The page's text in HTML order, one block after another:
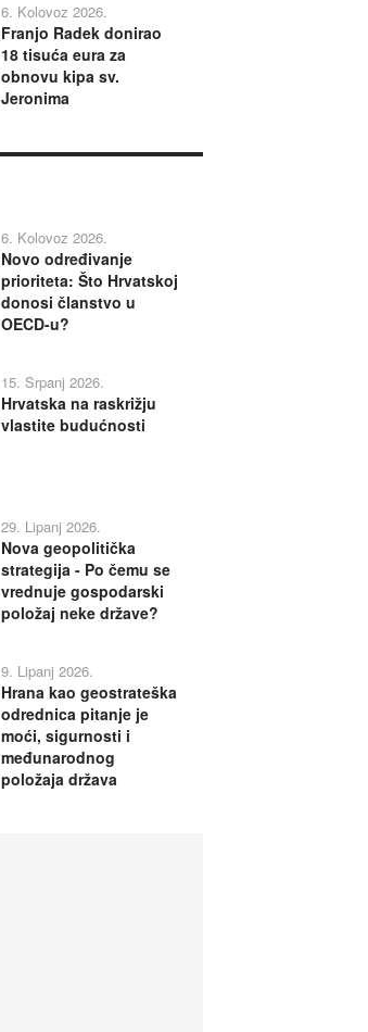
6. Kolovoz 2026.
Franjo Radek donirao
18 tisuća eura za
obnovu kipa sv.
Jeronima
6. Kolovoz 2026.
Novo određivanje
prioriteta: Što Hrvatskoj
donosi članstvo u
OECD-u?
15. Srpanj 2026.
Hrvatska na raskrižju
vlastite budućnosti
29. Lipanj 2026.
Nova geopolitička
strategija - Po čemu se
vrednuje gospodarski
položaj neke države?
9. Lipanj 2026.
Hrana kao geostrateška
odrednica pitanje je
moći, sigurnosti i
međunarodnog
položaja država